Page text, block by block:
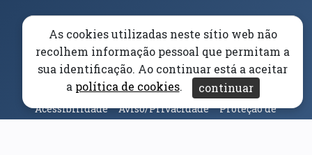
Elogios, Sugestões e Reclamações Livro Amarelo
Canal Denúncia(abre em nova janela)
Acessibilidade Aviso/Privacidade
Proteção de
Dados
As cookies utilizadas neste sítio web não
recolhem informação pessoal que permitam a
sua identificação. Ao continuar está a aceitar
a política de cookies. continuar